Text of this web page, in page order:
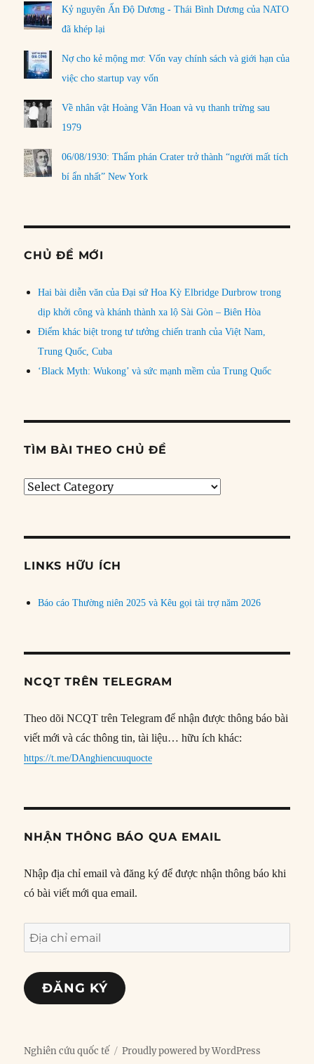
Kỷ nguyên Ấn Độ Dương - Thái Bình Dương của NATO
đã khép lại
Nợ cho kẻ mộng mơ: Vốn vay chính sách và giới hạn của
việc cho startup vay vốn
Về nhân vật Hoàng Văn Hoan và vụ thanh trừng sau
1979
06/08/1930: Thẩm phán Crater trở thành “người mất tích
bí ẩn nhất” New York
CHỦ ĐỀ MỚI
Hai bài diễn văn của Đại sứ Hoa Kỳ Elbridge Durbrow trong
dịp khởi công và khánh thành xa lộ Sài Gòn – Biên Hòa
Điểm khác biệt trong tư tưởng chiến tranh của Việt Nam,
Trung Quốc, Cuba
‘Black Myth: Wukong’ và sức mạnh mềm của Trung Quốc
TÌM BÀI THEO CHỦ ĐỀ
Tìm
đề
LINKS HỮU ÍCH
Báo cáo Thường niên 2025 và Kêu gọi tài trợ năm 2026
NCQT TRÊN TELEGRAM
Theo dõi NCQT trên Telegram để nhận được thông báo bài
viết mới và các thông tin, tài liệu… hữu ích khác:
https://t.me/DAnghiencuuquocte
NHẬN THÔNG BÁO QUA EMAIL
Nhập địa chỉ email và đăng ký để được nhận thông báo khi
có bài viết mới qua email.
Địa
chỉ
email
ĐĂNG KÝ
Nghiên cứu quốc tế Proudly powered by WordPress